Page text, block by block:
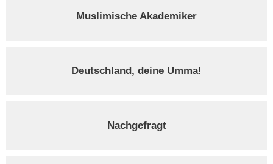
Muslimische Akademiker
Deutschland, deine Umma!
Nachgefragt